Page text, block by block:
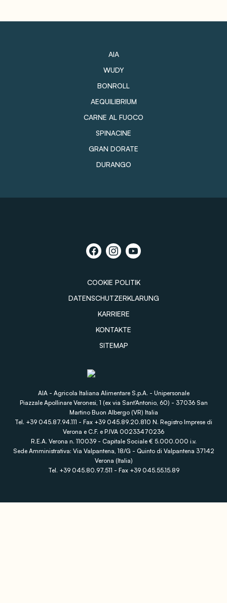
AIA
WUDY
BONROLL
AEQUILIBRIUM
CARNE AL FUOCO
SPINACINE
GRAN DORATE
DURANGO
COOKIE POLITIK
DATENSCHUTZERKLARUNG
KARRIERE
KONTAKTE
SITEMAP
AIA - Agricola Italiana Alimentare S.p.A. - Unipersonale
Piazzale Apollinare Veronesi, 1 (ex via Sant'Antonio, 60) - 37036 San
Martino Buon Albergo (VR) Italia
Tel. +39 045.87.94.111 - Fax +39 045.89.20.810 N. Registro Imprese di
Verona e C.F. e P.IVA 00233470236
R.E.A. Verona n. 110039 - Capitale Sociale € 5.000.000 i.v.
Sede Amministrativa: Via Valpantena, 18/G - Quinto di Valpantena 37142
Verona (Italia)
Tel. +39 045.80.97.511 - Fax +39 045.55.15.89